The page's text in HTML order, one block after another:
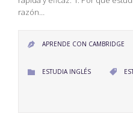
razón…
 APRENDE CON CAMBRIDGE
 CATEGORY
ESTUDIA INGLÉS 